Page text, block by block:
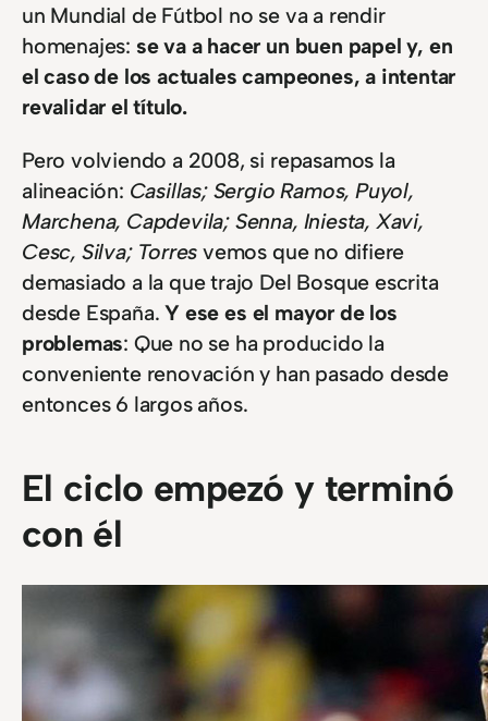
un Mundial de Fútbol no se va a rendir
homenajes: se va a hacer un buen papel y, en
el caso de los actuales campeones, a intentar
revalidar el título.
Pero volviendo a 2008, si repasamos la
alineación: Casillas; Sergio Ramos, Puyol,
Marchena, Capdevila; Senna, Iniesta, Xavi,
Cesc, Silva; Torres vemos que no difiere
demasiado a la que trajo Del Bosque escrita
desde España.Y ese es el mayor de los
problemas: Que no se ha producido la
conveniente renovación y han pasado desde
entonces 6 largos años.
El ciclo empezó y terminó
con él